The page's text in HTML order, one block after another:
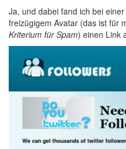
Ja, und dabei fand ich bei
freizügigem Avatar (das ist für
Kriterium für Spam) einen Link